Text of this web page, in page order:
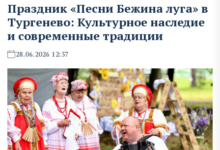
Праздник «Песни Бежина луга» в
Тургенево: Культурное наследие
и современные традиции
28.06.2026 12:37